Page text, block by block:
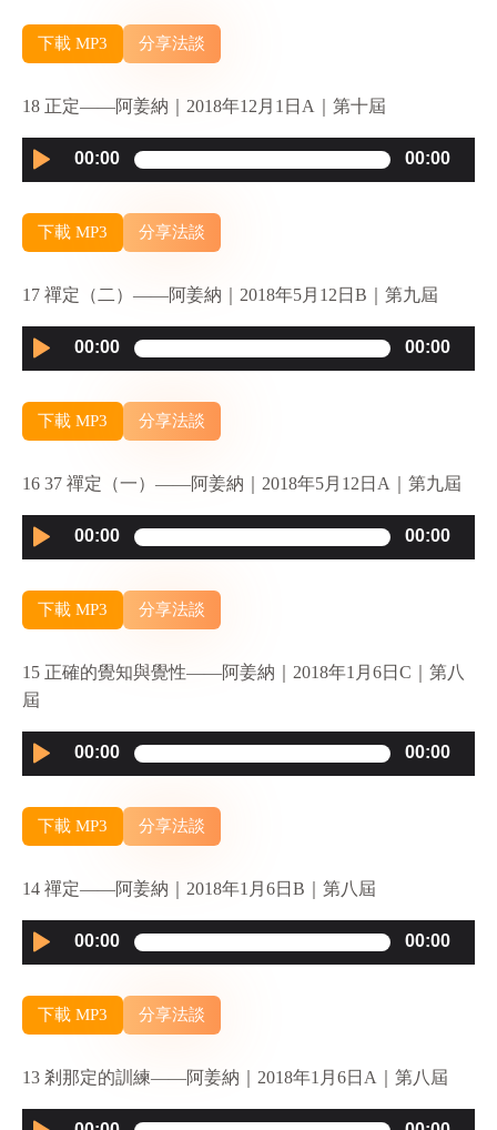
下載 MP3 分享法談
18 正定——阿姜納｜2018年12月1日A｜第十屆
Audio
Player
00:00 00:00
下載 MP3 分享法談
17 禪定（二）——阿姜納｜2018年5月12日B｜第九屆
Audio
Player
00:00 00:00
下載 MP3 分享法談
16 37 禪定（一）——阿姜納｜2018年5月12日A｜第九屆
Audio
Player
00:00 00:00
下載 MP3 分享法談
15 正確的覺知與覺性——阿姜納｜2018年1月6日C｜第八
屆
Audio
Player
00:00 00:00
下載 MP3 分享法談
14 禪定——阿姜納｜2018年1月6日B｜第八屆
Audio
Player
00:00 00:00
下載 MP3 分享法談
13 剎那定的訓練——阿姜納｜2018年1月6日A｜第八屆
Audio